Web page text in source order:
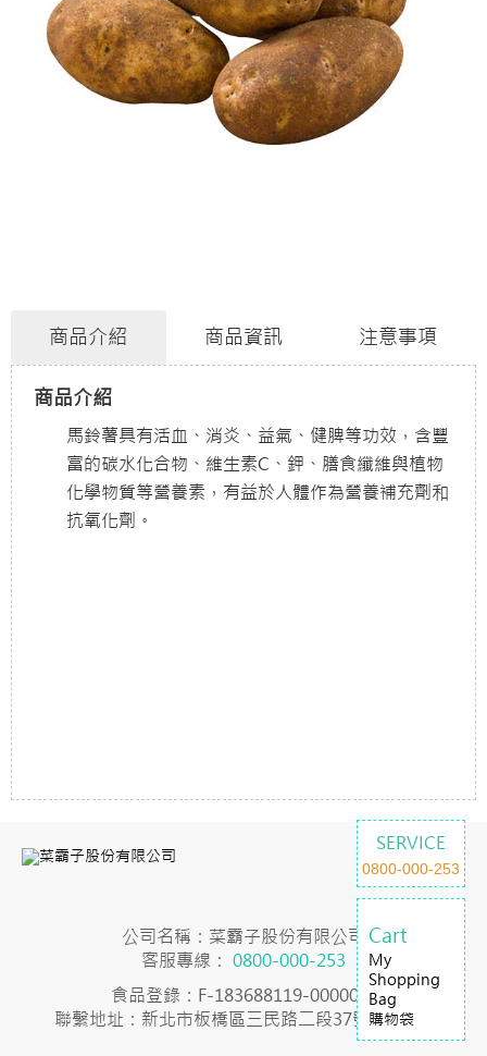
商品介紹 商品資訊 注意事項
商品介紹
馬鈴薯具有活血、消炎、益氣、健脾等功效，含豐
富的碳水化合物、維生素C、鉀、膳食纖維與植物
化學物質等營養素，有益於人體作為營養補充劑和
抗氧化劑。
SERVICE
0800-000-253
Cart
My
Shopping
Bag
購物袋
公司名稱：菜霸子股份有限公司
客服專線： 0800-000-253
食品登錄：F-183688119-00000-7
聯繫地址：新北市板橋區三民路二段37號23樓之2